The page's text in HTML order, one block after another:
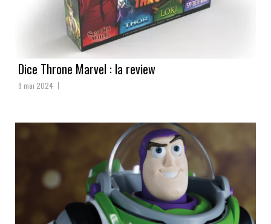
Dice Throne Marvel : la review
9 mai 2024